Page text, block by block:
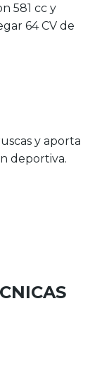
581 cc y
64 CV de
y aporta
deportiva.